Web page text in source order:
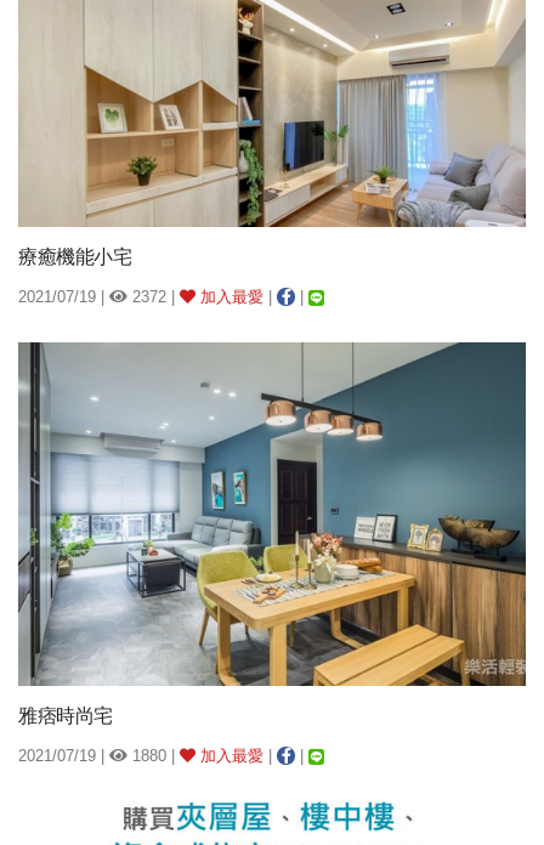
療癒機能小宅
2021/07/19 | 2372 | 加入最愛
雅痞時尚宅
2021/07/19 | 1880 | 加入最愛 | |